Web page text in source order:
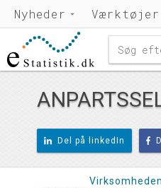
Nyheder Værktøjer
Del på linkedIn
Virksomheden